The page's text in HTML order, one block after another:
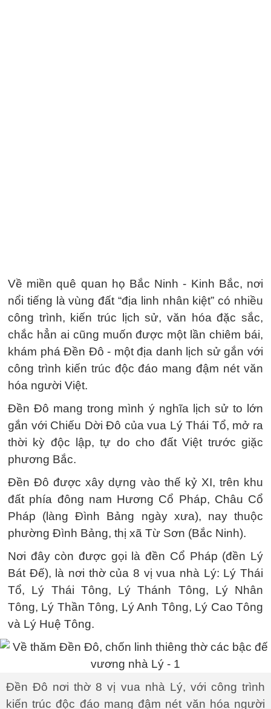
Về miền quê quan họ Bắc Ninh - Kinh Bắc, nơi
nổi tiếng là vùng đất “địa linh nhân kiệt” có nhiều
công trình, kiến trúc lịch sử, văn hóa đặc sắc,
chắc hẳn ai cũng muốn được một lần chiêm bái,
khám phá Đền Đô - một địa danh lịch sử gắn với
công trình kiến trúc độc đáo mang đậm nét văn
hóa người Việt.
Đền Đô mang trong mình ý nghĩa lịch sử to lớn
gắn với Chiếu Dời Đô của vua Lý Thái Tổ, mở ra
thời kỳ độc lập, tự do cho đất Việt trước giặc
phương Bắc.
Đền Đô được xây dựng vào thế kỷ XI, trên khu
đất phía đông nam Hương Cổ Pháp, Châu Cổ
Pháp (làng Đình Bảng ngày xưa), nay thuộc
phường Đình Bảng, thị xã Từ Sơn (Bắc Ninh).
Nơi đây còn được gọi là đền Cổ Pháp (đền Lý
Bát Đế), là nơi thờ của 8 vị vua nhà Lý: Lý Thái
Tổ, Lý Thái Tông, Lý Thánh Tông, Lý Nhân
Tông, Lý Thần Tông, Lý Anh Tông, Lý Cao Tông
và Lý Huệ Tông.
Đền Đô nơi thờ 8 vị vua nhà Lý, với công trình
kiến trúc độc đáo mang đậm nét văn hóa người